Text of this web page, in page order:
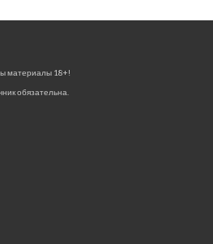
материалы 18+!
обязательна.